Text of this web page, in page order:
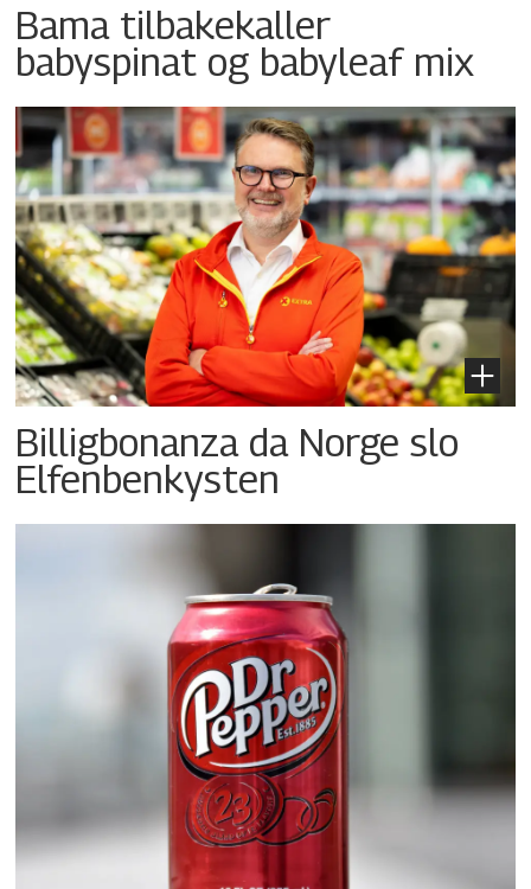
Bama tilbakekaller
babyspinat og babyleaf mix
Billigbonanza da Norge slo
Elfenbenkysten